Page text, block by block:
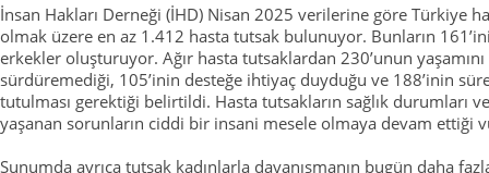
İnsan Hakları Derneği (İHD) Nisan 2025 verilerine göre Türkiye
olmak üzere en az 1.412 hasta tutsak bulunuyor. Bunların
erkekler oluşturuyor. Ağır hasta tutsaklardan 230’unun yaşamını
sürdüremediği, 105’inin desteğe ihtiyaç duyduğu ve 188’inin
tutulması gerektiği belirtildi. Hasta tutsakların sağlık durumları
yaşanan sorunların ciddi bir insani mesele olmaya devam ettiği
Sunumda ayrıca tutsak kadınlarla dayanışmanın bugün daha